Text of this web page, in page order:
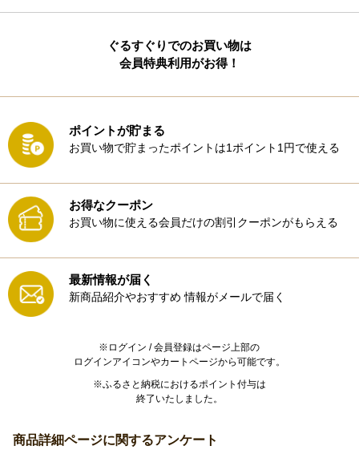
ぐるすぐりでのお買い物は
会員特典利用がお得！
ポイントが貯まる
お買い物で貯まったポイントは1ポイント1円で使える
お得なクーポン
お買い物に使える会員だけの割引クーポンがもらえる
最新情報が届く
新商品紹介やおすすめ 情報がメールで届く
※ログイン / 会員登録はページ上部の
ログインアイコンやカートページから可能です。
※ふるさと納税におけるポイント付与は
終了いたしました。
商品詳細ページに関するアンケート